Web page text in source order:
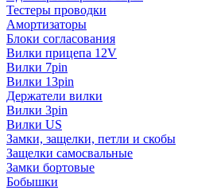
Тестеры проводки
Амортизаторы
Блоки согласования
Вилки прицепа 12V
Вилки 7pin
Вилки 13pin
Держатели вилки
Вилки 3pin
Вилки US
Замки, защелки, петли и скобы
Защелки самосвальные
Замки бортовые
Бобышки